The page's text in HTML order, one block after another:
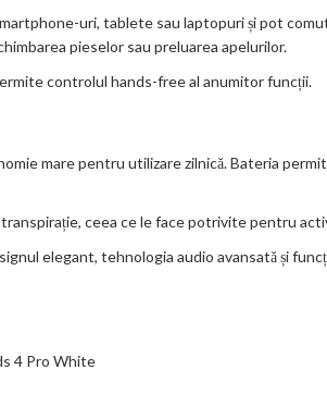
uri, tablete sau laptopuri și pot
pieselor sau preluarea apelurilor.
controlul hands-free al anumitor funcții.
mare pentru utilizare zilnică. Bateria
ceea ce le face potrivite pentru
elegant, tehnologia audio avansată și
4 Pro White